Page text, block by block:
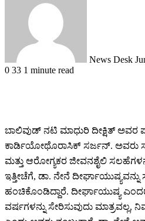
News Desk
0 33 1 minute read
ಬಾಲಿವುಡ್ ನಟಿ ಮಾಧುರಿ ದೀಕ್ಷಿತ್ ಅವರ
ಕಾರ್ಡಿಯೋಥೊರಾಸಿಕ್ ಸರ್ಜನ್. ಅವರು
ಮತ್ತು ಆರೋಗ್ಯಕರ ಜೀವನಶೈಲಿ
ಇತ್ತೀಚೆಗೆ, ಡಾ. ನೇನೆ
ಹಂಚಿಕೊಂಡಿದ್ದಾರೆ. ದೀರ್ಘಾಯುಷ್ಯ
ವರ್ಷಗಳನ್ನು ಸೇರಿಸುವುದು ಮಾತ್ರವಲ್ಲ,